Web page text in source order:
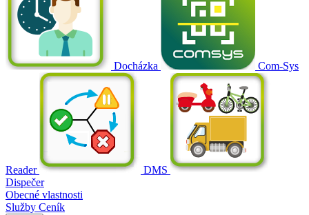
Docházka Com-Sys
Reader
DMS
Dispečer
Obecné vlastnosti
Služby Ceník